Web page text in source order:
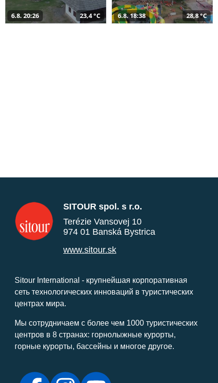
6.8. 20:26 23,4 °C 6.8. 18:38 28,8 °C
SITOUR spol. s r.o.
Terézie Vansovej 10
974 01 Banská Bystrica
www.sitour.sk
Sitour International - крупнейшая корпоративная
сеть технологических инноваций в туристических
центрах мира.
Мы сотрудничаем с более чем 1000 туристических
центров в 8 странах: горнолыжные курорты,
горные курорты, бассейны и многое другое.